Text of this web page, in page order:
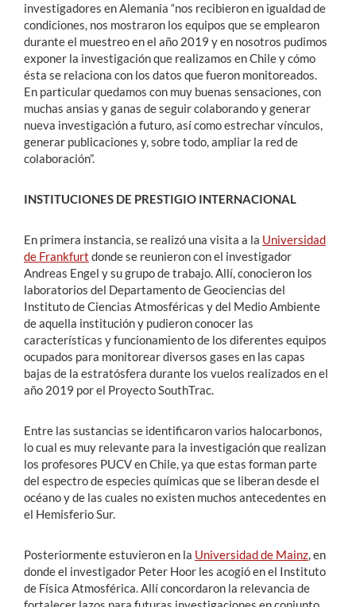
investigadores en Alemania “nos recibieron en igualdad de
condiciones, nos mostraron los equipos que se emplearon
durante el muestreo en el año 2019 y en nosotros pudimos
exponer la investigación que realizamos en Chile y cómo
ésta se relaciona con los datos que fueron monitoreados.
En particular quedamos con muy buenas sensaciones, con
muchas ansias y ganas de seguir colaborando y generar
nueva investigación a futuro, así como estrechar vínculos,
generar publicaciones y, sobre todo, ampliar la red de
colaboración”.
INSTITUCIONES DE PRESTIGIO INTERNACIONAL
En primera instancia, se realizó una visita a la Universidad
de Frankfurt donde se reunieron con el investigador
Andreas Engel y su grupo de trabajo. Allí, conocieron los
laboratorios del Departamento de Geociencias del
Instituto de Ciencias Atmosféricas y del Medio Ambiente
de aquella institución y pudieron conocer las
características y funcionamiento de los diferentes equipos
ocupados para monitorear diversos gases en las capas
bajas de la estratósfera durante los vuelos realizados en el
año 2019 por el Proyecto SouthTrac.
Entre las sustancias se identificaron varios halocarbonos,
lo cual es muy relevante para la investigación que realizan
los profesores PUCV en Chile, ya que estas forman parte
del espectro de especies químicas que se liberan desde el
océano y de las cuales no existen muchos antecedentes en
el Hemisferio Sur.
Posteriormente estuvieron en la Universidad de Mainz, en
donde el investigador Peter Hoor les acogió en el Instituto
de Física Atmosférica. Allí concordaron la relevancia de